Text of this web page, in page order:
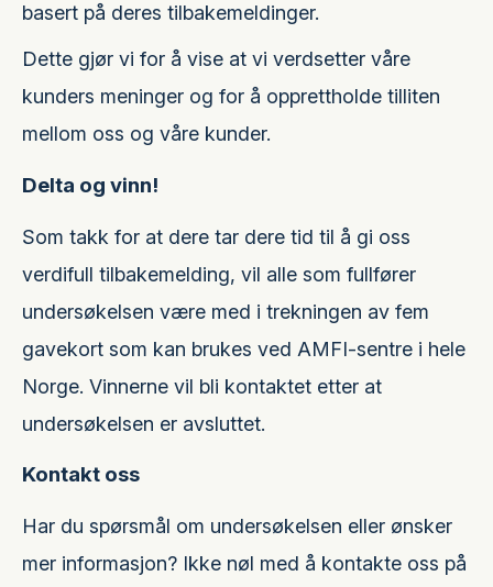
basert på deres tilbakemeldinger.
Dette gjør vi for å vise at vi verdsetter våre
kunders meninger og for å opprettholde tilliten
mellom oss og våre kunder.
Delta og vinn!
Som takk for at dere tar dere tid til å gi oss
verdifull tilbakemelding, vil alle som fullfører
undersøkelsen være med i trekningen av fem
gavekort som kan brukes ved AMFI-sentre i hele
Norge. Vinnerne vil bli kontaktet etter at
undersøkelsen er avsluttet.
Kontakt oss
Har du spørsmål om undersøkelsen eller ønsker
mer informasjon? Ikke nøl med å kontakte oss på